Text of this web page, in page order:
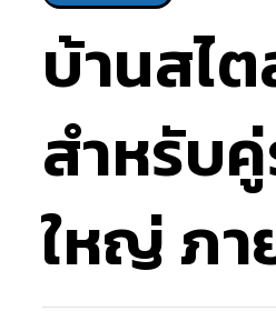
บ้านสไ
สำหรับ
ใหญ่ ภา